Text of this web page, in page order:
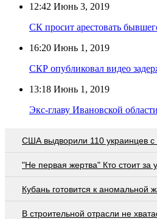
12:42 Июнь 3, 2019
СК просит арестовать
16:20 Июнь 1, 2019
СКР опубликовал видео
13:18 Июнь 1, 2019
Экс-главу Ивановской
США выдворили 110 украинцев
"Не первая жертва" Кто стоит за
Кубань готовится к аномальной
В строительной отрасли не